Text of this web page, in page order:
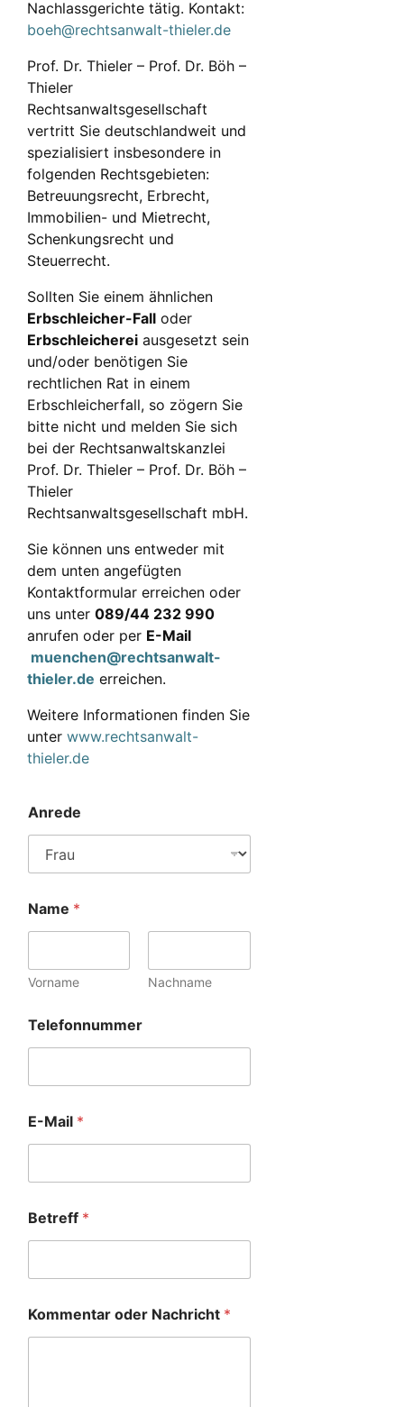
Nachlassgerichte tätig. Kontakt:
boeh@rechtsanwalt-thieler.de
Prof. Dr. Thieler – Prof. Dr. Böh –
Thieler
Rechtsanwaltsgesellschaft
vertritt Sie deutschlandweit und
spezialisiert insbesondere in
folgenden Rechtsgebieten:
Betreuungsrecht, Erbrecht,
Immobilien- und Mietrecht,
Schenkungsrecht und
Steuerrecht.
Sollten Sie einem ähnlichen
Erbschleicher-Fall oder
Erbschleicherei ausgesetzt sein
und/oder benötigen Sie
rechtlichen Rat in einem
Erbschleicherfall, so zögern Sie
bitte nicht und melden Sie sich
bei der Rechtsanwaltskanzlei
Prof. Dr. Thieler – Prof. Dr. Böh –
Thieler
Rechtsanwaltsgesellschaft mbH.
Sie können uns entweder mit
dem unten angefügten
Kontaktformular erreichen oder
uns unter 089/44 232 990
anrufen oder per E-Mail
muenchen@rechtsanwalt-
thieler.de erreichen.
Weitere Informationen finden Sie
unter www.rechtsanwalt-
thieler.de
Anrede
Name *
Vorname Nachname
Telefonnummer
E-Mail *
Betreff *
Kommentar oder Nachricht *